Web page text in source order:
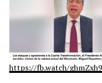
https://fb.watch/